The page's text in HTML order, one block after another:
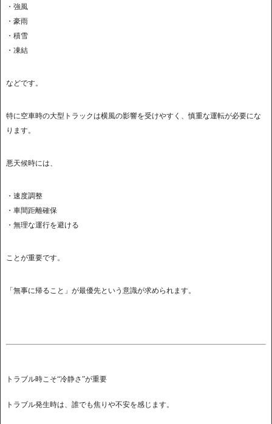
・強風
・豪雨
・積雪
・凍結
などです。
特に空車時の大型トラックは横風の影響を受けやすく、慎重な運転が必要にな
ります。
悪天候時には、
・速度調整
・車間距離確保
・無理な運行を避ける
ことが重要です。
「無事に帰ること」が最優先という意識が求められます。
トラブル時こそ“冷静さ”が重要
トラブル発生時は、誰でも焦りや不安を感じます。